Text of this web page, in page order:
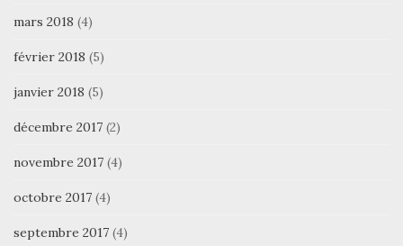
mars 2018 (4)
février 2018 (5)
janvier 2018 (5)
décembre 2017 (2)
novembre 2017 (4)
octobre 2017 (4)
septembre 2017 (4)